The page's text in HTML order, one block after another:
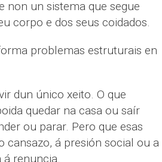
non un sistema que segue
corpo e dos seus coidados.
problemas estruturais en
dun único xeito. O que
quedar na casa ou saír
ou parar. Pero que esas
cansazo, á presión social ou a
renuncia.